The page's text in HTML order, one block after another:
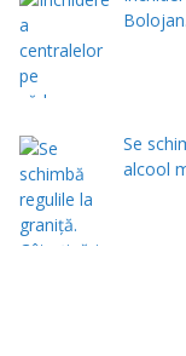
Se
alcool